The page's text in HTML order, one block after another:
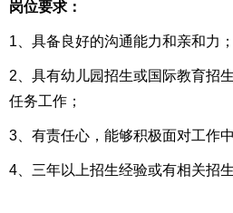
岗位要求：
1、具备良好的沟通能力和亲和力；
2、具有幼儿园招生或国际教育招
任务工作；
3、有责任心，能够积极面对工作
4、三年以上招生经验或有相关招